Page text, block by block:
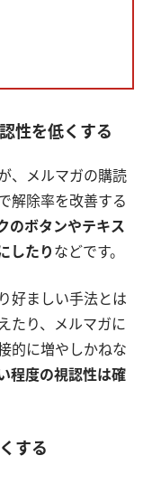
性を低くする
、メルマガの購読
解除率を改善する
のボタンやテキス
したり などです。
好ましい手法とは
たり、メルマガに
的に増やしかねな
程度の視認性は確
する